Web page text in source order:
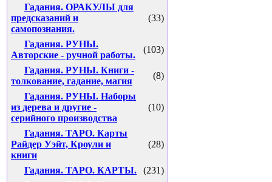
Гадания. ОРАКУЛЫ для
предсказаний и
самопознания.
(33)
Гадания. РУНЫ.
Авторские - ручной работы.
(103)
Гадания. РУНЫ. Книги -
толкование, гадание, магия
(8)
Гадания. РУНЫ. Наборы
из дерева и другие -
серийного производства
(10)
Гадания. ТАРО. Карты
Райдер Уэйт, Кроули и
книги
(28)
Гадания. ТАРО. КАРТЫ.
(231)